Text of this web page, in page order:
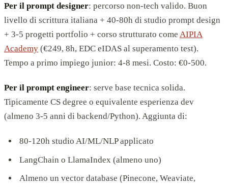
Per il prompt designer: percorso non-tech valido. Buon
livello di scrittura italiana + 40-80h di studio prompt design
+ 3-5 progetti portfolio + corso strutturato come AIPIA
Academy (€249, 8h, EDC eIDAS al superamento test).
Tempo a primo impiego junior: 4-8 mesi. Costo: €0-500.
Per il prompt engineer: serve base tecnica solida.
Tipicamente CS degree o equivalente esperienza dev
(almeno 3-5 anni di backend/Python). Aggiunta di:
80-120h studio AI/ML/NLP applicato
LangChain o LlamaIndex (almeno uno)
Almeno un vector database (Pinecone, Weaviate,